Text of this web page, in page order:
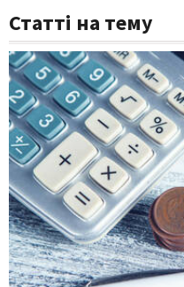
Статті на тему